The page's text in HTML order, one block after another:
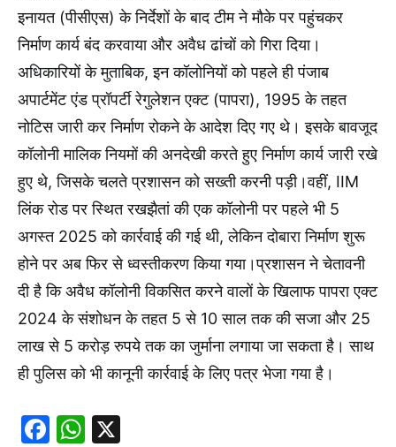
इनायत (पीसीएस) के निर्देशों के बाद टीम ने मौके पर पहुंचकर
निर्माण कार्य बंद करवाया और अवैध ढांचों को गिरा दिया।
अधिकारियों के मुताबिक, इन कॉलोनियों को पहले ही पंजाब
अपार्टमेंट एंड प्रॉपर्टी रेगुलेशन एक्ट (पापरा), 1995 के तहत
नोटिस जारी कर निर्माण रोकने के आदेश दिए गए थे। इसके बावजूद
कॉलोनी मालिक नियमों की अनदेखी करते हुए निर्माण कार्य जारी रखे
हुए थे, जिसके चलते प्रशासन को सख्ती करनी पड़ी।वहीं, IIM
लिंक रोड पर स्थित रखझैतां की एक कॉलोनी पर पहले भी 5
अगस्त 2025 को कार्रवाई की गई थी, लेकिन दोबारा निर्माण शुरू
होने पर अब फिर से ध्वस्तीकरण किया गया।प्रशासन ने चेतावनी
दी है कि अवैध कॉलोनी विकसित करने वालों के खिलाफ पापरा एक्ट
2024 के संशोधन के तहत 5 से 10 साल तक की सजा और 25
लाख से 5 करोड़ रुपये तक का जुर्माना लगाया जा सकता है। साथ
ही पुलिस को भी कानूनी कार्रवाई के लिए पत्र भेजा गया है।
Facebook
WhatsApp